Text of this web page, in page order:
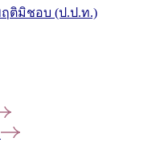
ฤติมิชอบ (ป.ป.ท.)